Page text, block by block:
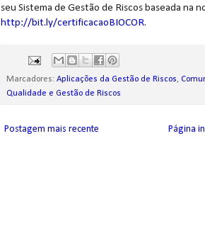
seu Sistema de Gestão de Riscos baseada na
http://bit.ly/certificacaoBIOCOR.
Marcadores: Aplicações da Gestão de Riscos,
Qualidade e Gestão de Riscos
Postagem mais recente Página